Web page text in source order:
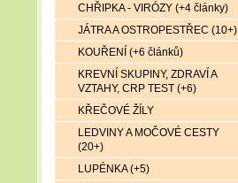
CHŘIPKA - VIRÓZY (+4 články)
JÁTRA A OSTROPESTŘEC (10+)
KOUŘENÍ (+6 článků)
KREVNÍ SKUPINY, ZDRAVÍ A
VZTAHY, CRP TEST (+6)
KŘEČOVÉ ŽÍLY
LEDVINY A MOČOVÉ CESTY
(20+)
LUPÉNKA (+5)